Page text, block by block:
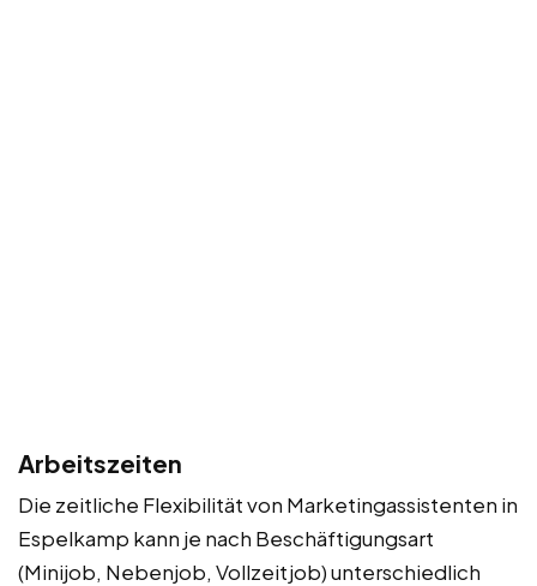
Arbeitszeiten
Die zeitliche Flexibilität von Marketingassistenten in
Espelkamp kann je nach Beschäftigungsart
(Minijob, Nebenjob, Vollzeitjob) unterschiedlich